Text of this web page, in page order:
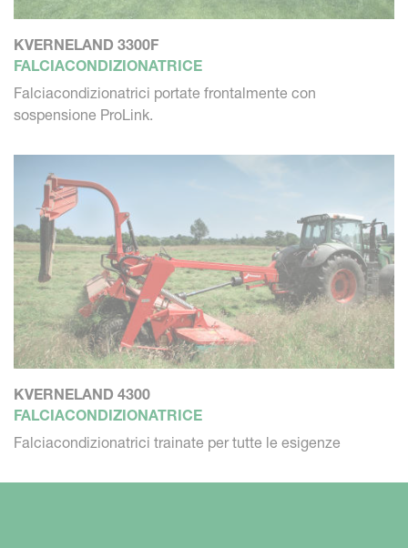
KVERNELAND 3300F
FALCIACONDIZIONATRICE
Falciacondizionatrici portate frontalmente con
sospensione ProLink.
KVERNELAND 4300
FALCIACONDIZIONATRICE
Falciacondizionatrici trainate per tutte le esigenze